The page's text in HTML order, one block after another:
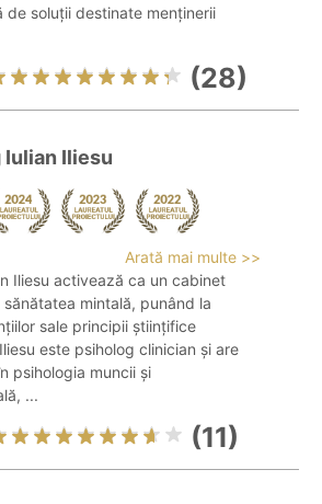
de soluții destinate menținerii
(28)
Iulian Iliesu
Arată mai multe >>
Iliesu activează ca un cabinet
mintală, punând la
sale principii științifice
este psiholog clinician și are
psihologia muncii și
...
(11)